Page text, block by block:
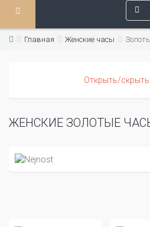
Главная Женские часы
Открыть/
ЖЕНСКИЕ ЗОЛОТЫЕ